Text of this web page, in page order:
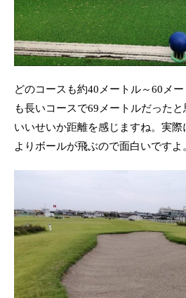
どのコースも約40メートル～60メ
も長いコースで69メートルだった
いいせいか距離を感じますね。実
よりボールが飛ぶので面白いですよ